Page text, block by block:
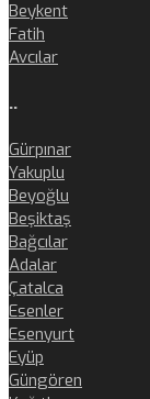
Beykent
Fatih
Avcılar
..
Gürpınar
Yakuplu
Beyoğlu
Beşiktaş
Bağcılar
Adalar
Çatalca
Esenler
Esenyurt
Eyüp
Güngören